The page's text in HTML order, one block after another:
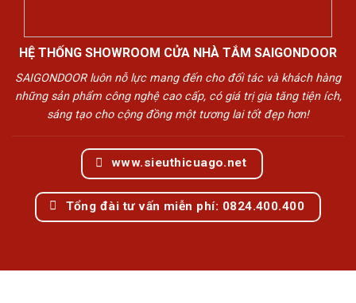
HỆ THỐNG SHOWROOM CỬA NHÀ TẮM SAIGONDOOR
SAIGONDOOR luôn nỗ lực mang đến cho đối tác và khách hàng
những sản phẩm công nghệ cao cấp, có giá trị gia tăng tiện ích,
sáng tạo cho cộng đồng một tương lai tốt đẹp hơn!
www.sieuthicuago.net
Tổng đài tư vấn miễn phí: 0824.400.400